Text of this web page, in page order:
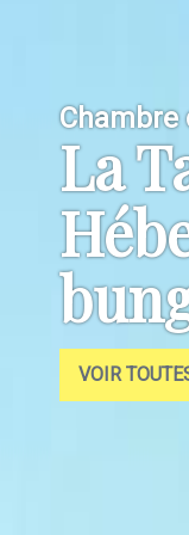
Chambre
La
VOIR